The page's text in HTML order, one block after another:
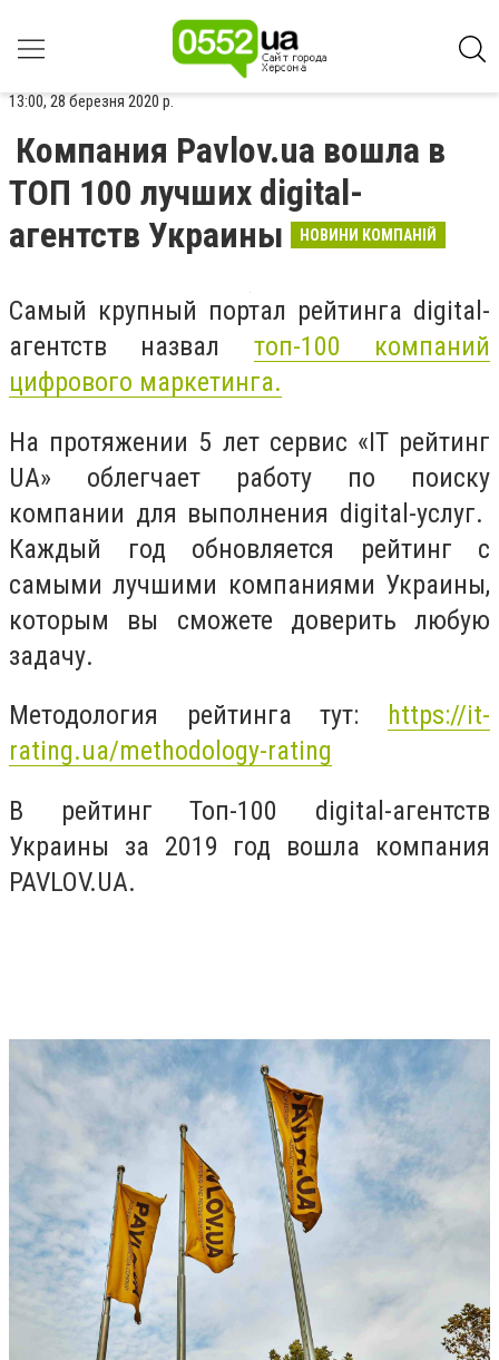
13:00, 28 березня 2020 р.
Компания Pavlov.ua вошла в
ТОП 100 лучших digital-
агентств Украины
НОВИНИ КОМПАНІЙ
Самый крупный портал рейтинга digital-
агентств назвал топ-100 компаний
цифрового маркетинга.
На протяжении 5 лет сервис «IT рейтинг
UA» облегчает работу по поиску
компании для выполнения digital-услуг.
Каждый год обновляется рейтинг с
самыми лучшими компаниями Украины,
которым вы сможете доверить любую
задачу.
Методология рейтинга тут:
https://it-
rating.ua/methodology-rating
В рейтинг Топ-100 digital-агентств
Украины за 2019 год вошла компания
PAVLOV.UA.